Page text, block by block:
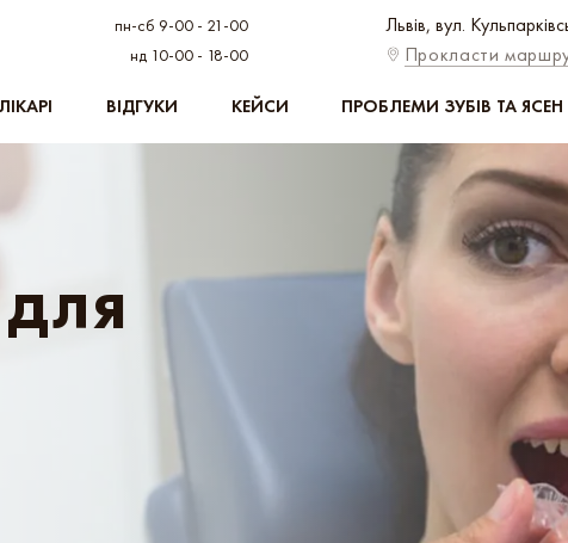
пн-сб 9-00 - 21-00
нд 10-00 - 18-00
Львів, вул.
Прокласти
ЛІКАРІ ВІДГУКИ КЕЙСИ ПРОБЛЕМИ ЗУБІВ ТА ЯСЕН